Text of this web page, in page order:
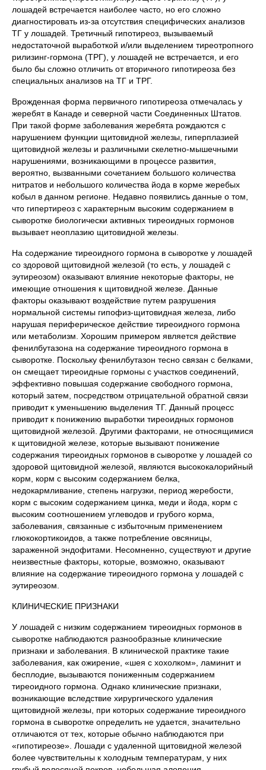
лошадей встречается наиболее часто, но его сложно
диагностировать из-за отсутствия специфических анализов
ТГ у лошадей. Третичный гипотиреоз, вызываемый
недостаточной выработкой и/или выделением тиреотропного
рилизинг-гормона (ТРГ), у лошадей не встречается, и его
было бы сложно отличить от вторичного гипотиреоза без
специальных анализов на ТГ и ТРГ.
Врожденная форма первичного гипотиреоза отмечалась у
жеребят в Канаде и северной части Соединенных Штатов.
При такой форме заболевания жеребята рождаются с
нарушением функции щитовидной железы, гиперплазией
щитовидной железы и различными скелетно-мышечными
нарушениями, возникающими в процессе развития,
вероятно, вызванными сочетанием большого количества
нитратов и небольшого количества йода в корме жеребых
кобыл в данном регионе. Недавно появились данные о том,
что гипертиреоз с характерным высоким содержанием в
сыворотке биологически активных тиреоидных гормонов
вызывает неоплазию щитовидной железы.
На содержание тиреоидного гормона в сыворотке у лошадей
со здоровой щитовидной железой (то есть, у лошадей с
эутиреозом) оказывают влияние некоторые факторы, не
имеющие отношения к щитовидной железе. Данные
факторы оказывают воздействие путем разрушения
нормальной системы гипофиз-щитовидная железа, либо
нарушая периферическое действие тиреоидного гормона
или метаболизм. Хорошим примером является действие
фенилбутазона на содержание тиреоидного гормона в
сыворотке. Поскольку фенилбутазон тесно связан с белками,
он смещает тиреоидные гормоны с участков соединений,
эффективно повышая содержание свободного гормона,
который затем, посредством отрицательной обратной связи
приводит к уменьшению выделения ТГ. Данный процесс
приводит к понижению выработки тиреоидных гормонов
щитовидной железой. Другими факторами, не относящимися
к щитовидной железе, которые вызывают понижение
содержания тиреоидных гормонов в сыворотке у лошадей со
здоровой щитовидной железой, являются высококалорийный
корм, корм с высоким содержанием белка,
недокармливание, степень нагрузки, период жеребости,
корм с высоким содержанием цинка, меди и йода, корм с
высоким соотношением углеводов и грубого корма,
заболевания, связанные с избыточным применением
глюкокортикоидов, а также потребление овсяницы,
зараженной эндофитами. Несомненно, существуют и другие
неизвестные факторы, которые, возможно, оказывают
влияние на содержание тиреоидного гормона у лошадей с
эутиреозом.
КЛИНИЧЕСКИЕ ПРИЗНАКИ
У лошадей с низким содержанием тиреоидных гормонов в
сыворотке наблюдаются разнообразные клинические
признаки и заболевания. В клинической практике такие
заболевания, как ожирение, «шея с хохолком», ламинит и
бесплодие, вызываются пониженным содержанием
тиреоидного гормона. Однако клинические признаки,
возникающие вследствие хирургического удаления
щитовидной железы, при которых содержание тиреоидного
гормона в сыворотке определить не удается, значительно
отличаются от тех, которые обычно наблюдаются при
«гипотиреозе». Лошади с удаленной щитовидной железой
более чувствительны к холодным температурам, у них